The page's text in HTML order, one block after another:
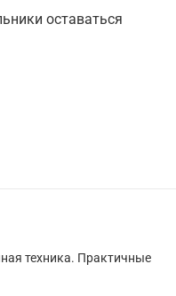
оставаться
техника. Практичные